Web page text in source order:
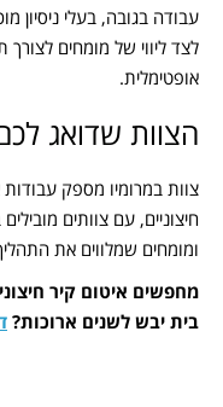
עבודה בגובה, בעלי ניסיון
לצד ליווי של מומחים
אופטימלית.
הצוות שדואג
צוות במרומיו מספק עבודות
חיצוניים, עם צוותים
ומומחים שמלווים את
מחפשים איטום קיר
בית יבש לשנים ארוכות?